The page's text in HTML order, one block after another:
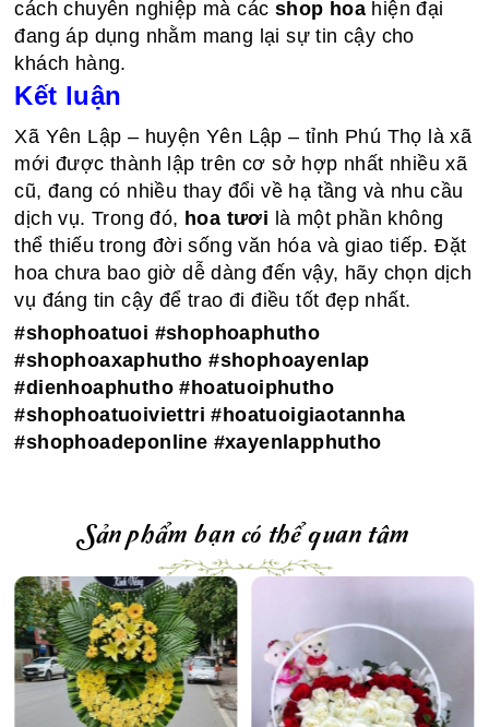
cách chuyên nghiệp mà các shop hoa hiện đại
đang áp dụng nhằm mang lại sự tin cậy cho
khách hàng.
Kết luận
Xã Yên Lập – huyện Yên Lập – tỉnh Phú Thọ là xã
mới được thành lập trên cơ sở hợp nhất nhiều xã
cũ, đang có nhiều thay đổi về hạ tầng và nhu cầu
dịch vụ. Trong đó, hoa tươi là một phần không
thể thiếu trong đời sống văn hóa và giao tiếp. Đặt
hoa chưa bao giờ dễ dàng đến vậy, hãy chọn dịch
vụ đáng tin cậy để trao đi điều tốt đẹp nhất.
#shophoatuoi #shophoaphutho
#shophoaxaphutho #shophoayenlap
#dienhoaphutho #hoatuoiphutho
#shophoatuoiviettri #hoatuoigiaotannha
#shophoadeponline #xayenlapphutho
Sản phẩm bạn có thể quan tâm